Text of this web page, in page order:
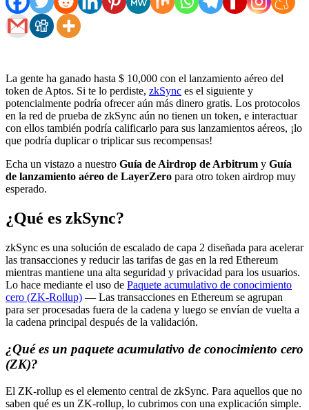
La gente ha ganado hasta $ 10,000 con el lanzamiento aéreo del
token de Aptos. Si te lo perdiste, zkSync es el siguiente y
potencialmente podría ofrecer aún más dinero gratis. Los protocolos
en la red de prueba de zkSync aún no tienen un token, e interactuar
con ellos también podría calificarlo para sus lanzamientos aéreos, ¡lo
que podría duplicar o triplicar sus recompensas!
Echa un vistazo a nuestro Guía de Airdrop de Arbitrum y Guía
de lanzamiento aéreo de LayerZero para otro token airdrop muy
esperado.
¿Qué es zkSync?
zkSync es una solución de escalado de capa 2 diseñada para acelerar
las transacciones y reducir las tarifas de gas en la red Ethereum
mientras mantiene una alta seguridad y privacidad para los usuarios.
Lo hace mediante el uso de Paquete acumulativo de conocimiento
cero (ZK-Rollup) — Las transacciones en Ethereum se agrupan
para ser procesadas fuera de la cadena y luego se envían de vuelta a
la cadena principal después de la validación.
¿Qué es un paquete acumulativo de conocimiento cero
(ZK)?
El ZK-rollup es el elemento central de zkSync. Para aquellos que no
saben qué es un ZK-rollup, lo cubrimos con una explicación simple.